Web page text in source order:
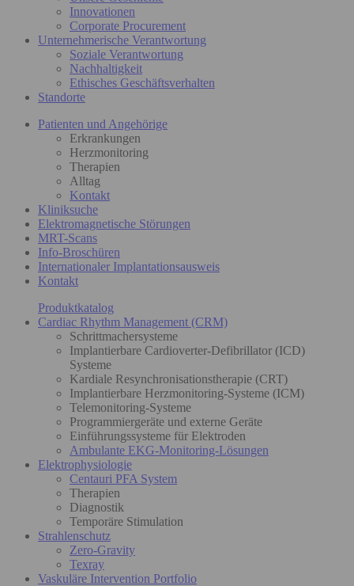
Innovationen
Corporate Procurement
Unternehmerische Verantwortung
Soziale Verantwortung
Nachhaltigkeit
Ethisches Geschäftsverhalten
Standorte
Patienten und Angehörige
Erkrankungen
Herzmonitoring
Therapien
Alltag
Kontakt
Kliniksuche
Elektromagnetische Störungen
MRT-Scans
Info-Broschüren
Internationaler Implantationsausweis
Kontakt
Produktkatalog
Cardiac Rhythm Management (CRM)
Schrittmachersysteme
Implantierbare Cardioverter-Defibrillator (ICD)
Systeme
Kardiale Resynchronisationstherapie (CRT)
Implantierbare Herzmonitoring-Systeme (ICM)
Telemonitoring-Systeme
Programmiergeräte und externe Geräte
Einführungssysteme für Elektroden
Ambulante EKG-Monitoring-Lösungen
Elektrophysiologie
Centauri PFA System
Therapien
Diagnostik
Temporäre Stimulation
Strahlenschutz
Zero-Gravity
Texray
Vaskuläre Intervention Portfolio